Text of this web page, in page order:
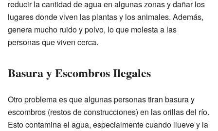
reducir la cantidad de agua en algunas zonas y dañar los
lugares donde viven las plantas y los animales. Además,
genera mucho ruido y polvo, lo que molesta a las
personas que viven cerca.
Basura y Escombros Ilegales
Otro problema es que algunas personas tiran basura y
escombros (restos de construcciones) en las orillas del río.
Esto contamina el agua, especialmente cuando llueve y la